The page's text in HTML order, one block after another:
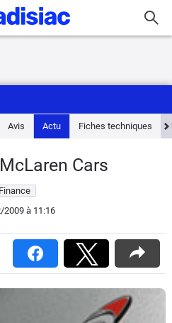
Avis Actu Fiches techniques
Cars
Finance
2009 à 11:16